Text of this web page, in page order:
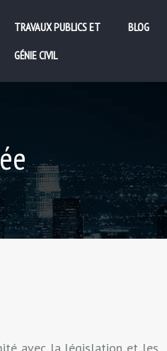
TRAVAUX PUBLICS ET
GÉNIE CIVIL
BLOG